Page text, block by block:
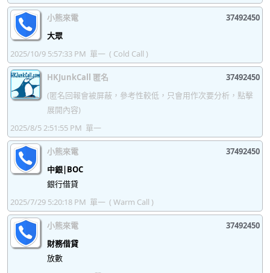
37492491
37492492 37492493
37492494
37492495
37492499
37492500 37492501
37492503
37492504
37492506
37492507
37492508 37492509
37492510
37492512
37492515
37492516 37492517
37492518
37492519
37492520
37492523
37492527
37492528 37492529
37492530
37492531
37492535
小熊來電
37492450
大眾
2025/10/9 5:57:33 PM 單一 ( Cold Call )
HKJunkCall 匿名
37492450
(匿名回報會被屏蔽，參考性較低，只會用作次要分析，點擊
展開內容)
2025/8/5 2:51:55 PM 單一
小熊來電
37492450
中銀|BOC
銀行借貸
2025/7/29 5:20:18 PM 單一 ( Warm Call )
小熊來電
37492450
財務借貸
放數